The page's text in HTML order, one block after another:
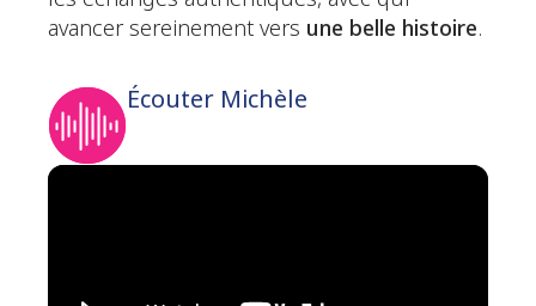
avancer sereinement vers une belle histoire.
Écouter Michèle